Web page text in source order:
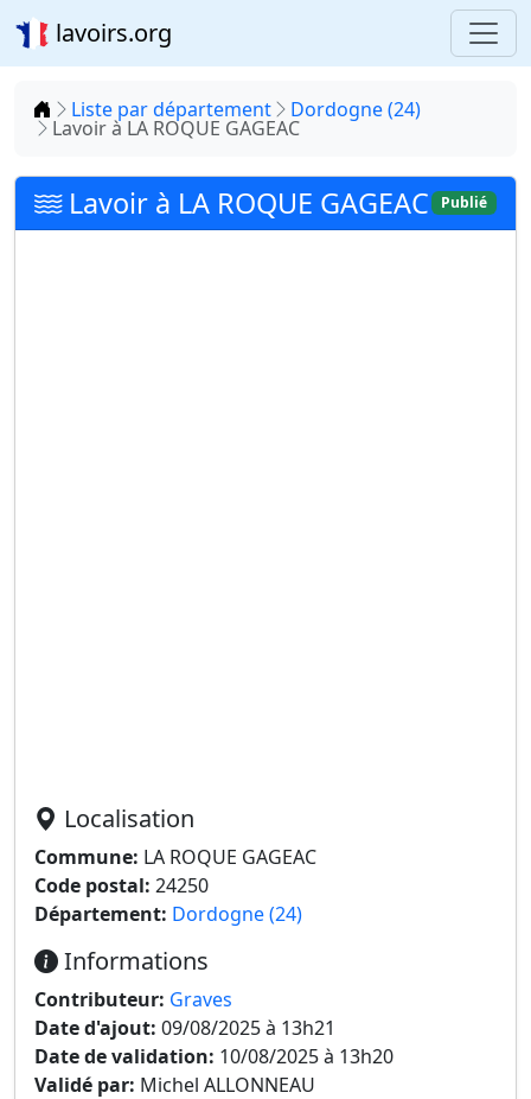
lavoirs.org
Accueil
Liste par département Dordogne (24)
Lavoir à LA ROQUE GAGEAC
Lavoir à LA ROQUE GAGEAC Publié
Localisation
Commune: LA ROQUE GAGEAC
Code postal: 24250
Département: Dordogne (24)
Informations
Contributeur: Graves
Date d'ajout: 09/08/2025 à 13h21
Date de validation: 10/08/2025 à 13h20
Validé par: Michel ALLONNEAU